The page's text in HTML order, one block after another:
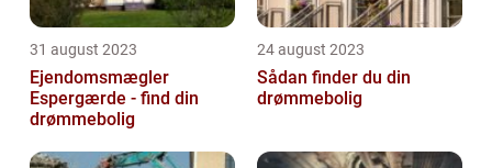
31 august 2023
Ejendomsmægler
Espergærde - find din
drømmebolig
24 august 2023
Sådan finder du din
drømmebolig